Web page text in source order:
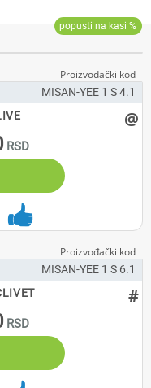
MISAN-YEE 1 S 4.1
@
MISAN-YEE 1 S 6.1
#